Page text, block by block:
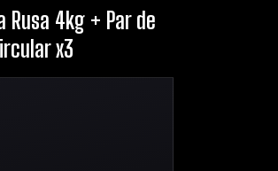
Rusa 4kg + Par de
x3